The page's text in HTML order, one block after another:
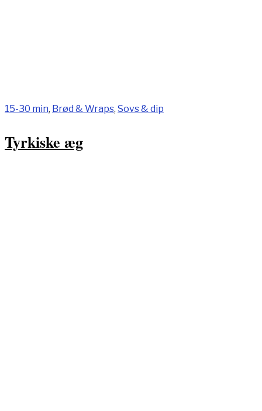
15-30 min, Brød & Wraps, Sovs & dip
Tyrkiske æg